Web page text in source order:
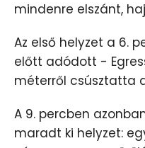
mindenre elszánt,
Az első helyzet a 6.
előtt adódott -
méterről csúsztatta
A 9. percben
maradt ki helyzet: